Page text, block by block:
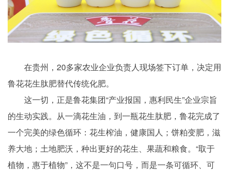
在贵州，20多家农业企业负责人现场签下订单，决定用
鲁花花生肽肥替代传统化肥。
这一切，正是鲁花集团“产业报国，惠利民生”企业宗旨
的生动实践。从一滴花生油，到一瓶花生肽肥，鲁花完成了
一个完美的绿色循环：花生榨油，健康国人；饼粕变肥，滋
养大地；土地肥沃，种出更好的花生、果蔬和粮食。“取于
植物，惠于植物”，这不是一句口号，而是一条可循环、可